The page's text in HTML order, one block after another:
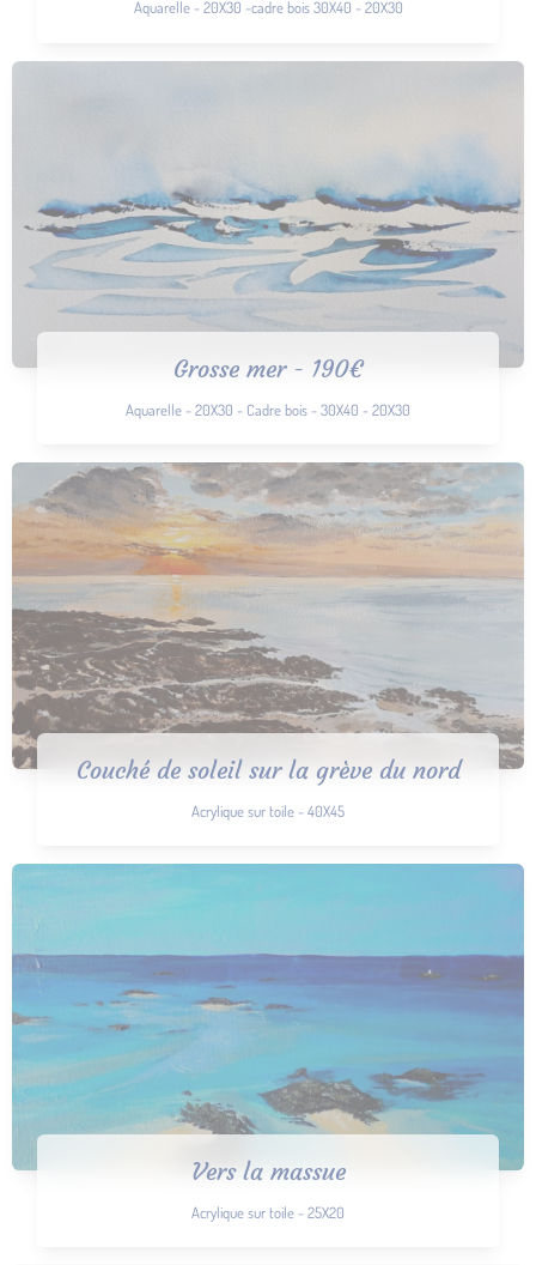
Aquarelle - 20X30 -cadre bois 30X40 - 20X30
Grosse mer - 190€
Aquarelle - 20X30 - Cadre bois - 30X40 - 20X30
Couché de soleil sur la grève du nord
Acrylique sur toile - 40X45
Vers la massue
Acrylique sur toile - 25X20